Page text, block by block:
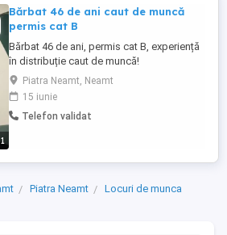
1
Bărbat 46 de ani caut de muncă
permis cat B
Bărbat 46 de ani, permis cat B, experiență
în distribuție caut de muncă!
Piatra Neamt, Neamt
15 iunie
Telefon validat
Piatra Neamt
Locuri de munca